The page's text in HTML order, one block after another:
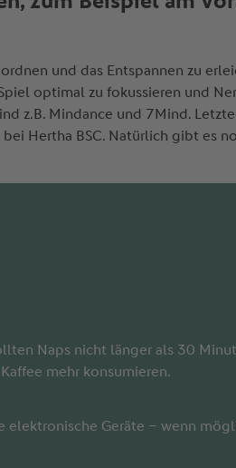
und das Entspannen zu
optimal zu fokussieren und
z.B. Mindance und 7Mind.
Hertha BSC. Natürlich gibt es
Naps nicht länger als 30
mehr konsumieren.
Geräte – wenn